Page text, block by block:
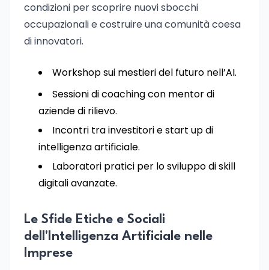
condizioni per scoprire nuovi sbocchi
occupazionali e costruire una comunità coesa
di innovatori.
Workshop sui mestieri del futuro nell’AI.
Sessioni di coaching con mentor di
aziende di rilievo.
Incontri tra investitori e start up di
intelligenza artificiale.
Laboratori pratici per lo sviluppo di skill
digitali avanzate.
Le Sfide Etiche e Sociali
dell'Intelligenza Artificiale nelle
Imprese